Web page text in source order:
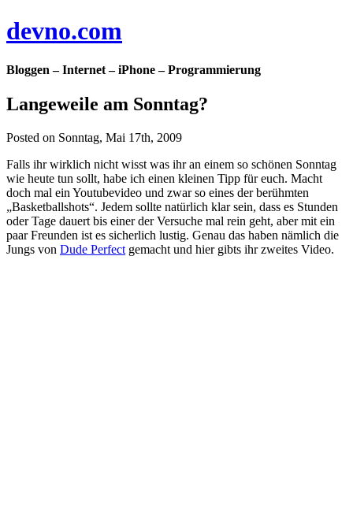
devno.com
Bloggen – Internet – iPhone – Programmierung
Langeweile am Sonntag?
Posted on Sonntag, Mai 17th, 2009
Falls ihr wirklich nicht wisst was ihr an einem so schönen Sonntag
wie heute tun sollt, habe ich einen kleinen Tipp für euch. Macht
doch mal ein Youtubevideo und zwar so eines der berühmten
„Basketballshots“. Jedem sollte natürlich klar sein, dass es Stunden
oder Tage dauert bis einer der Versuche mal rein geht, aber mit ein
paar Freunden ist es sicherlich lustig. Genau das haben nämlich die
Jungs von Dude Perfect gemacht und hier gibts ihr zweites Video.